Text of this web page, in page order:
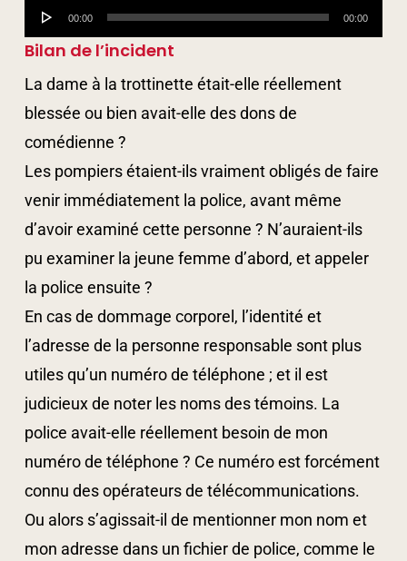
Lecteur
audio
00:00 00:00
Bilan de l’incident
La dame à la trottinette était-elle réellement
blessée ou bien avait-elle des dons de
comédienne ?
Les pompiers étaient-ils vraiment obligés de faire
venir immédiatement la police, avant même
d’avoir examiné cette personne ? N’auraient-ils
pu examiner la jeune femme d’abord, et appeler
la police ensuite ?
En cas de dommage corporel, l’identité et
l’adresse de la personne responsable sont plus
utiles qu’un numéro de téléphone ; et il est
judicieux de noter les noms des témoins. La
police avait-elle réellement besoin de mon
numéro de téléphone ? Ce numéro est forcément
connu des opérateurs de télécommunications.
Ou alors s’agissait-il de mentionner mon nom et
mon adresse dans un fichier de police, comme le